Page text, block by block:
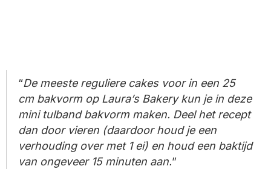
De meeste reguliere cakes voor in een 25
cm bakvorm op Laura’s Bakery kun je in deze
mini tulband bakvorm maken. Deel het recept
dan door vieren (daardoor houd je een
verhouding over met 1 ei) en houd een baktijd
van ongeveer 15 minuten aan.